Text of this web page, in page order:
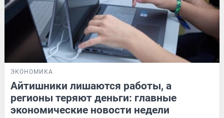
ЭКОНОМИКА
Айтишники лишаются работы, а
регионы теряют деньги: главные
экономические новости недели